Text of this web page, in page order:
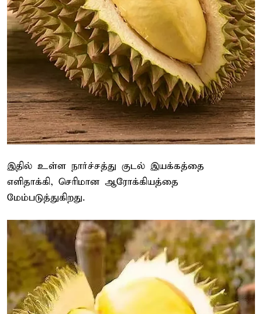
இதில் உள்ள நார்ச்சத்து குடல் இயக்கத்தை
எளிதாக்கி, செரிமான ஆரோக்கியத்தை
மேம்படுத்துகிறது.